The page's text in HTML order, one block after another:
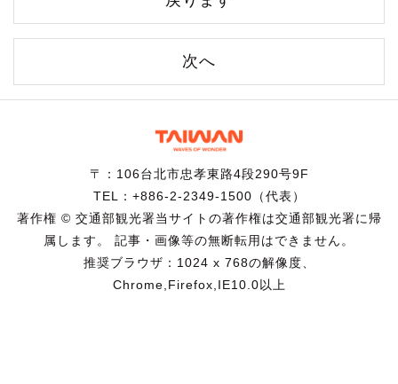
次へ
〒：106台北市忠孝東路4段290号9F
TEL：+886-2-2349-1500（代表）
著作権 © 交通部観光署当サイトの著作権は交通部観光署に帰
属します。 記事・画像等の無断転用はできません。
推奨ブラウザ：1024 x 768の解像度、
Chrome,Firefox,IE10.0以上